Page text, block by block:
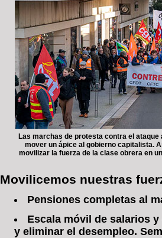
Las marchas de protesta contra el
mover un ápice al gobierno capitalista.
movilizar la fuerza de la clase obrera en
Movilicemos nuestras
Pensiones completas al
Escala móvil de salarios
y eliminar el desempleo.